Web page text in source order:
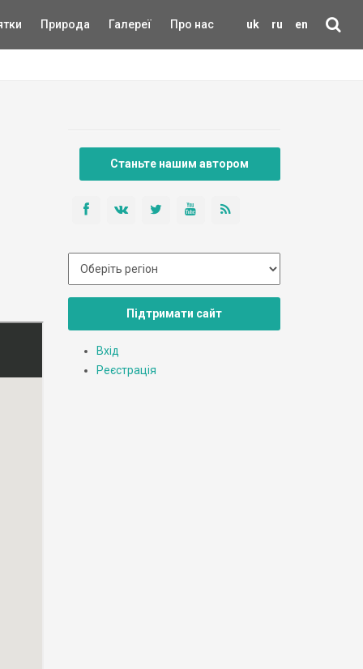
uk ru en
Природа Галереї Про нас
Станьте нашим автором
Підтримати сайт
Вхід
Реєстрація